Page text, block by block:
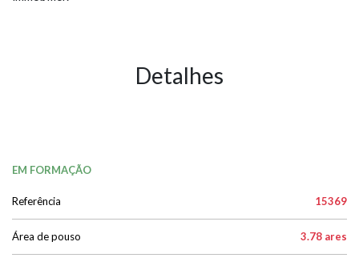
Detalhes
EM FORMAÇÃO
Referência 15369
Área de pouso 3.78 ares